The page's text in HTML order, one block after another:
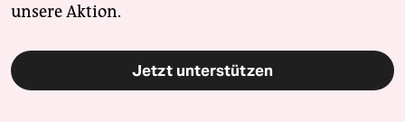
unsere Aktion.
Jetzt unterstützen